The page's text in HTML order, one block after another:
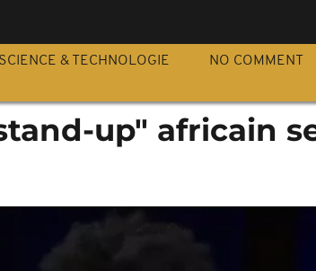
SCIENCE & TECHNOLOGIE NO COMMENT
up" africain